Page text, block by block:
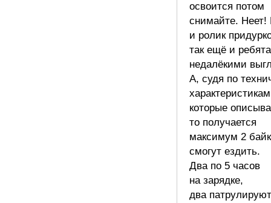
освоится потом
снимайте. Неет!
и ролик
так ещё и ребята
недалёкими
А, судя по
характеристикам
которые
то получается
максимум 2
смогут ездить.
Два по 5 часов
на зарядке,
два